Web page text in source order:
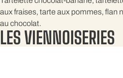
aux fraises, tarte aux pommes, flan
au chocolat.
LES VIENNOISERIES